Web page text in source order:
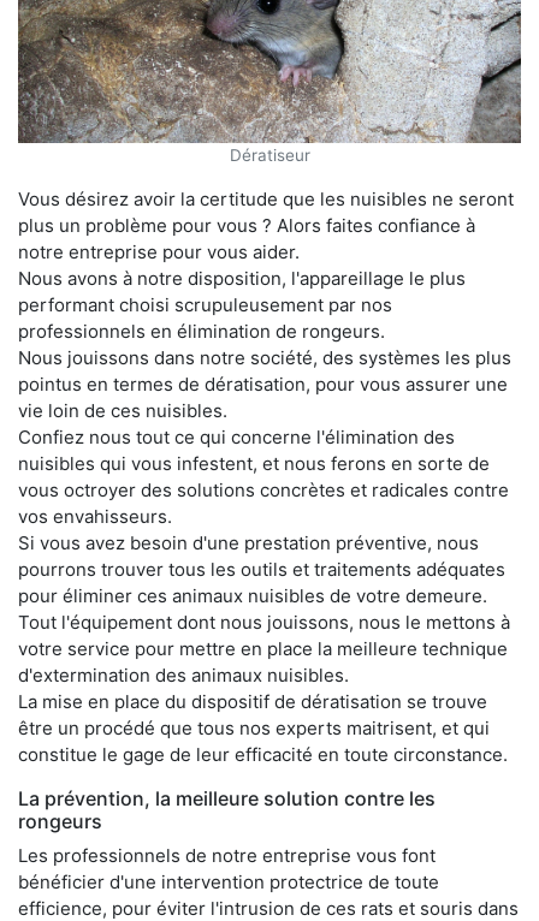
Dératiseur
Vous désirez avoir la certitude que les nuisibles ne seront
plus un problème pour vous ? Alors faites confiance à
notre entreprise pour vous aider.
Nous avons à notre disposition, l'appareillage le plus
performant choisi scrupuleusement par nos
professionnels en élimination de rongeurs.
Nous jouissons dans notre société, des systèmes les plus
pointus en termes de dératisation, pour vous assurer une
vie loin de ces nuisibles.
Confiez nous tout ce qui concerne l'élimination des
nuisibles qui vous infestent, et nous ferons en sorte de
vous octroyer des solutions concrètes et radicales contre
vos envahisseurs.
Si vous avez besoin d'une prestation préventive, nous
pourrons trouver tous les outils et traitements adéquates
pour éliminer ces animaux nuisibles de votre demeure.
Tout l'équipement dont nous jouissons, nous le mettons à
votre service pour mettre en place la meilleure technique
d'extermination des animaux nuisibles.
La mise en place du dispositif de dératisation se trouve
être un procédé que tous nos experts maitrisent, et qui
constitue le gage de leur efficacité en toute circonstance.
La prévention, la meilleure solution contre les
rongeurs
Les professionnels de notre entreprise vous font
bénéficier d'une intervention protectrice de toute
efficience, pour éviter l'intrusion de ces rats et souris dans